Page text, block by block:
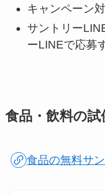
キャンペーン
サントリー
ーLINEで応募
食品・飲料の試
食品の無料サ